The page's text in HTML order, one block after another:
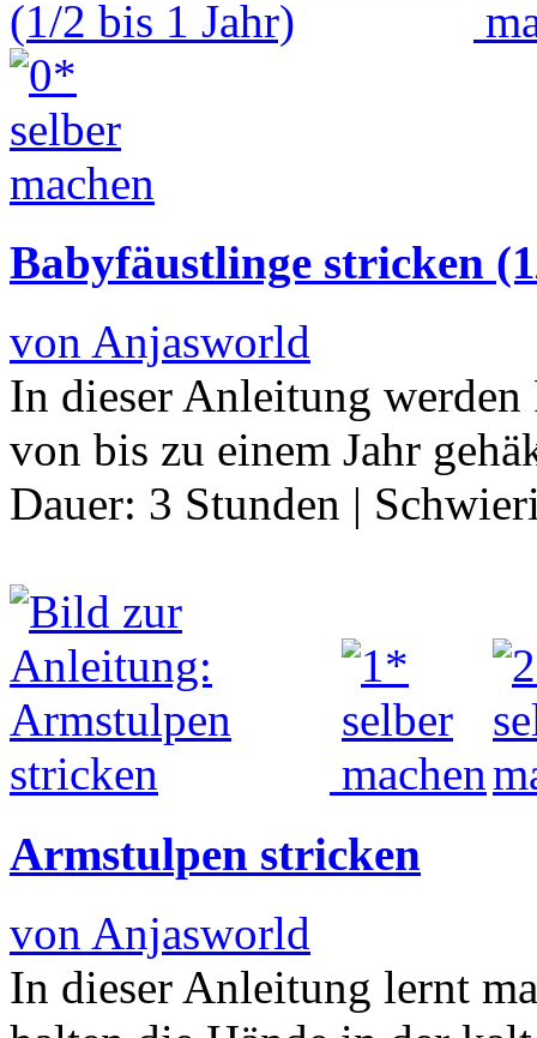
Babyfäustlinge stricken
von Anjasworld
In dieser Anleitung
von bis zu einem Jahr
Dauer: 3 Stunden |
Armstulpen stricken
von Anjasworld
In dieser Anleitung lernt